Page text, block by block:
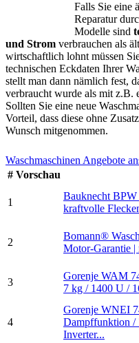
Falls Sie eine
Reparatur
Modelle sind
und Strom verbrauchen als
wirtschaftlich lohnt müssen
technischen Eckdaten Ihrer
stellt man dann nämlich fest,
verbraucht wurde als mit z.B.
Sollten Sie eine neue
Vorteil, dass diese ohne
Wunsch mitgenommen.
Waschmaschinen Angebote
# Vorschau
1
Bauknecht BPW
kraftvolle
2
Bomann®
Motor-Garantie |
3
Gorenje WAM
7 kg / 1400 U /
4
Gorenje WNEI
Dampffunktion /
Inverter...